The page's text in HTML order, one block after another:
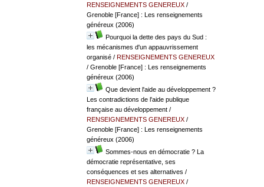
RENSEIGNEMENTS GENEREUX/
Grenoble [France] : Les renseignements
généreux (2006)
Pourquoi la dette des pays du Sud :
les mécanismes d'un appauvrissement
organisé/ RENSEIGNEMENTS GENEREUX
/ Grenoble [France] : Les renseignements
généreux (2006)
Que devient l'aide au développement ?
Les contradictions de l'aide publique
française au développement/
RENSEIGNEMENTS GENEREUX/
Grenoble [France] : Les renseignements
généreux (2006)
Sommes-nous en démocratie ? La
démocratie représentative, ses
conséquences et ses alternatives /
RENSEIGNEMENTS GENEREUX/